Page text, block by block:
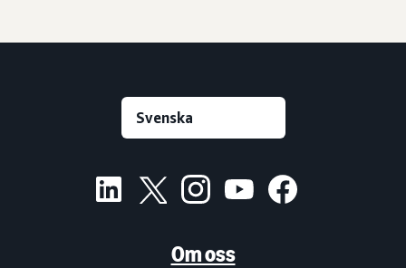
Om oss